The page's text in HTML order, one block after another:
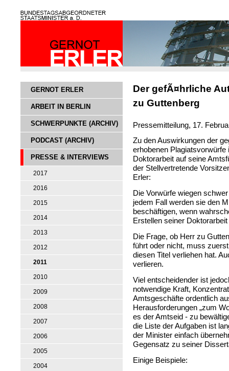
GERNOT ERLER
ARBEIT IN BERLIN
SCHWERPUNKTE (ARCHIV)
PODCAST (ARCHIV)
PRESSE & INTERVIEWS
2017
2016
2015
2014
2013
2012
2011
2010
2009
2008
2007
2006
2005
2004
Der gefÃ¤hrliche
zu Guttenberg
Pressemitteilung, 17.
Zu den Auswirkungen der
erhobenen
Doktorarbeit auf seine
der Stellvertretende
Erler:
Die Vorwürfe wiegen
jedem Fall werden sie den
beschäftigen, wenn
Erstellen seiner
Die Frage, ob Herr zu
führt oder nicht, muss
diesen Titel verliehen hat.
verlieren.
Viel entscheidender ist
notwendige Kraft,
Amtsgeschäfte ordentlich
Herausforderungen „zum
es der Amtseid - zu
die Liste der Aufgaben ist
der Minister einfach
Gegensatz zu seiner
Einige Beispiele: